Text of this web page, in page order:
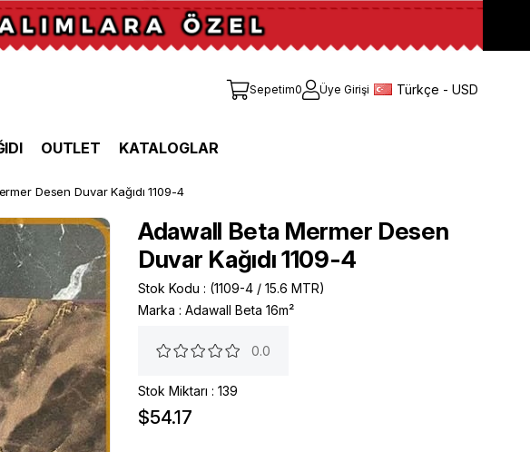
Sepetim0 Üye Girişi Türkçe - USD
OUTLET KATALOGLAR
Desen Duvar Kağıdı 1109-4
Adawall Beta Mermer Desen
Duvar Kağıdı 1109-4
Stok Kodu
(1109-4 / 15.6 MTR)
Marka : Adawall Beta 16m²
0.0
Stok Miktarı : 139
$54.17